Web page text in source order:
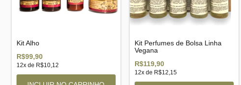
Kit Alho
R$99,90
12x de R$10,12
Kit Perfumes de Bolsa Linha
Vegana
R$119,90
12x de R$12,15